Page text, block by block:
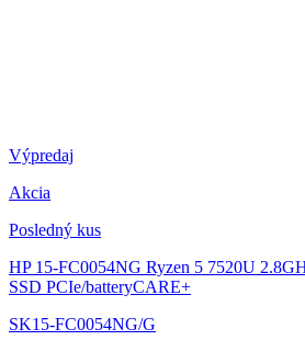
Výpredaj
Akcia
Posledný kus
HP 15-FC0054NG Ryzen 5 7520U
SSD PCIe/batteryCARE+
SK15-FC0054NG/G